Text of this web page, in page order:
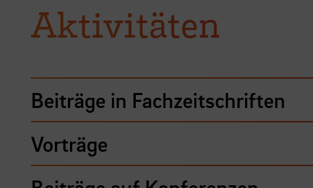
Aktivitäten
Beiträge in Fachzeitschriften
Vorträge